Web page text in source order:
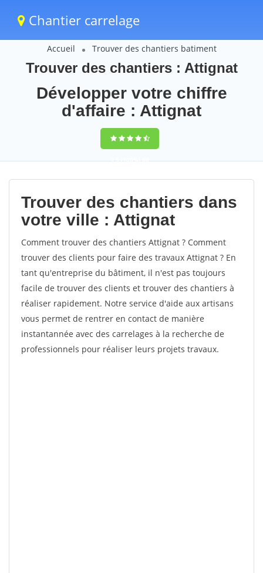
Chantier carrelage
Accueil Trouver des chantiers batiment
Trouver des chantiers : Attignat
Développer votre chiffre
d'affaire : Attignat
9,5(100%)60
votes
Trouver des chantiers dans
votre ville : Attignat
Comment trouver des chantiers Attignat ? Comment
trouver des clients pour faire des travaux Attignat ? En
tant qu'entreprise du bâtiment, il n'est pas toujours
facile de trouver des clients et trouver des chantiers à
réaliser rapidement. Notre service d'aide aux artisans
vous permet de rentrer en contact de manière
instantannée avec des carrelages à la recherche de
professionnels pour réaliser leurs projets travaux.